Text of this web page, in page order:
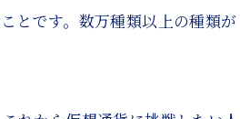
とです。数万種類以上の種類が